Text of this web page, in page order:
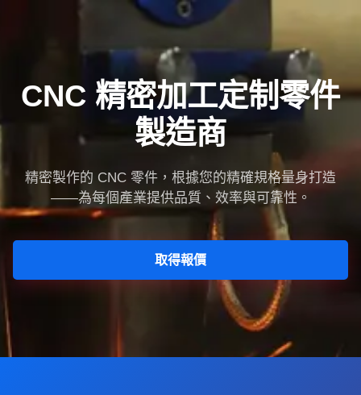
CNC 精密加工定制零件
製造商
精密製作的 CNC 零件，根據您的精確規格量身打造
——為每個產業提供品質、效率與可靠性。
取得報價